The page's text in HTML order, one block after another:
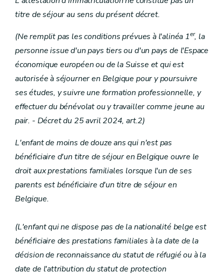
Art. 134
Art. 135
Art.
Titre XI Disposition finale
titre de séjour au sens du présent décret.
(Ne remplit pas les conditions prévues à l'alinéa 1er, la
personne issue d'un pays tiers ou d'un pays de l'Espace
économique européen ou de la Suisse et qui est
autorisée à séjourner en Belgique pour y poursuivre
ses études, y suivre une formation professionnelle, y
effectuer du bénévolat ou y travailler comme jeune au
pair. - Décret du 25 avril 2024, art.2)
L'enfant de moins de douze ans qui n'est pas
bénéficiaire d'un titre de séjour en Belgique ouvre le
droit aux prestations familiales lorsque l'un de ses
parents est bénéficiaire d'un titre de séjour en
Belgique.
(L'enfant qui ne dispose pas de la nationalité belge est
bénéficiaire des prestations familiales à la date de la
décision de reconnaissance du statut de réfugié ou à la
date de l'attribution du statut de protection